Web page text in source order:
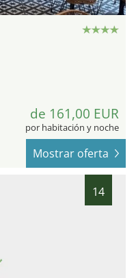
de 161,00 EUR
por habitación y noche
Mostrar oferta
14